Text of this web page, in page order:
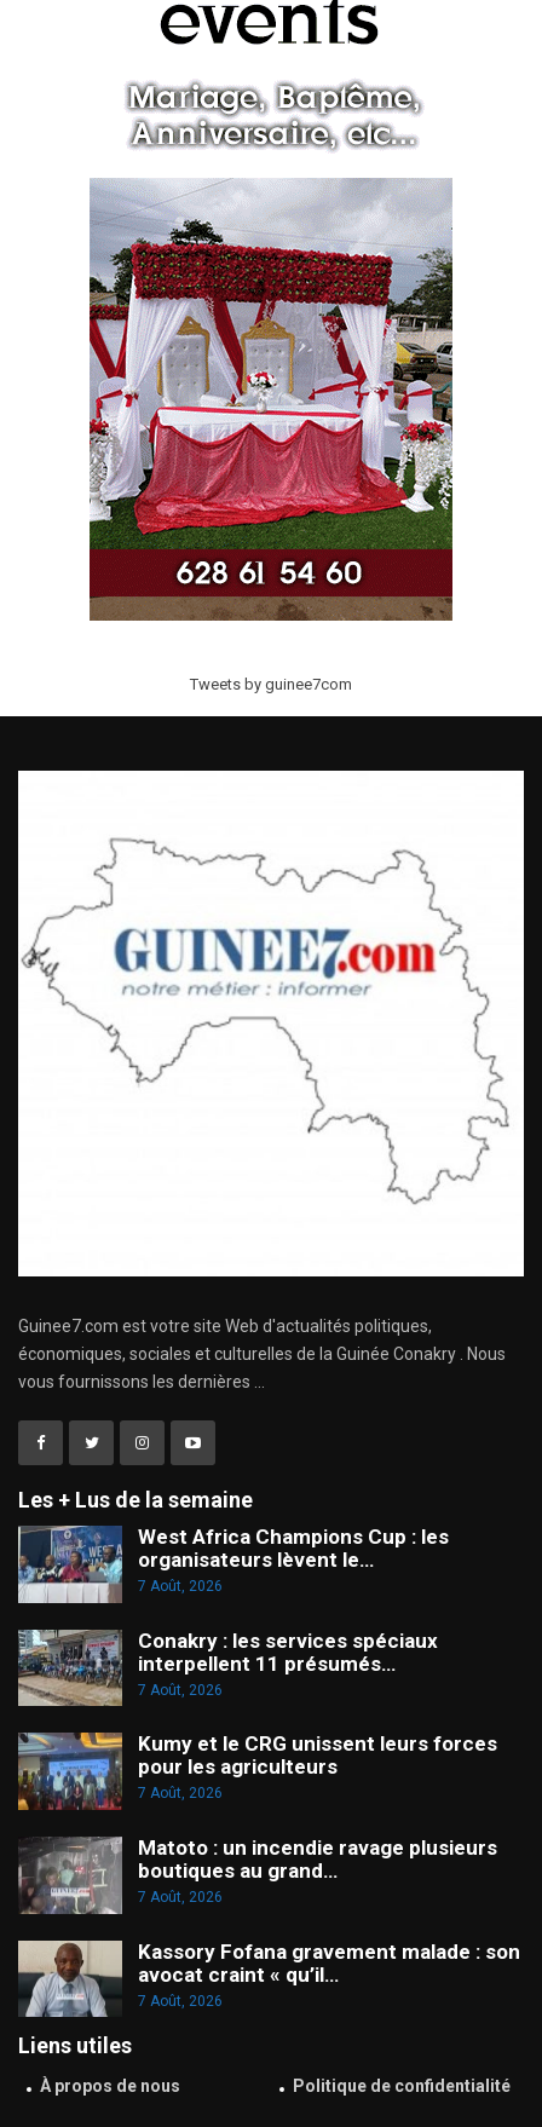
Tweets by guinee7com
Guinee7.com est votre site Web d'actualités politiques,
économiques, sociales et culturelles de la Guinée Conakry . Nous
vous fournissons les dernières ...
Les + Lus de la semaine
West Africa Champions Cup : les
organisateurs lèvent le…
7 Août, 2026
Conakry : les services spéciaux
interpellent 11 présumés…
7 Août, 2026
Kumy et le CRG unissent leurs forces
pour les agriculteurs
7 Août, 2026
Matoto : un incendie ravage plusieurs
boutiques au grand…
7 Août, 2026
Kassory Fofana gravement malade : son
avocat craint « qu’il…
7 Août, 2026
Liens utiles
À propos de nous Politique de confidentialité